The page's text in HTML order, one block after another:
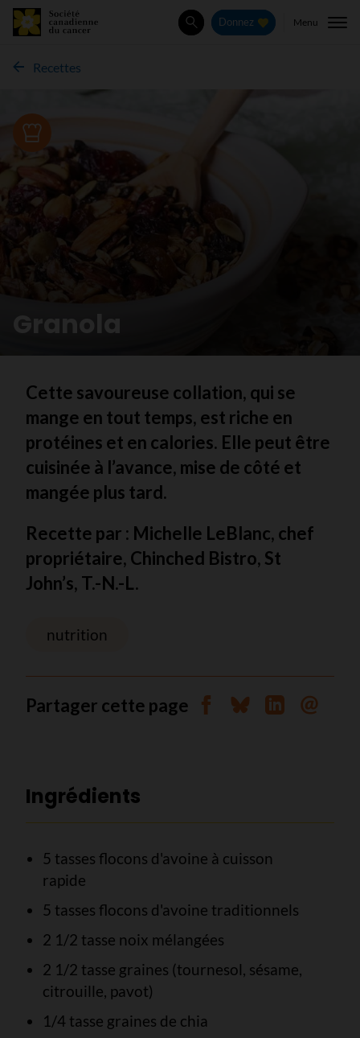
Rechercher
Donnez Menu
Recettes
Recette
Granola
Cette savoureuse collation, qui se
mange en tout temps, est riche en
protéines et en calories. Elle peut être
cuisinée à l’avance, mise de côté et
mangée plus tard.
Recette par : Michelle LeBlanc, chef
propriétaire, Chinched Bistro, St
John’s, T.-N.-L.
nutrition
Partager cette page Partager sur Facebook
Partager sur
Partager sur
Ingrédients
5 tasses flocons d'avoine à cuisson
rapide
5 tasses flocons d'avoine traditionnels
2 1/2 tasse noix mélangées
2 1/2 tasse graines (tournesol, sésame,
citrouille, pavot)
1/4 tasse graines de chia